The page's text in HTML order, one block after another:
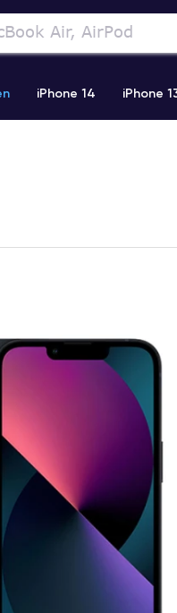
iPhone 14 iPhone